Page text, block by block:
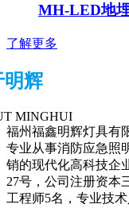
MH-LED地
了解更多
明辉
MINGHUI
福州福鑫明辉灯具有
专业从事消防应急照
销的现代化高科技企
27号，公司注册资本
工程师5名，专业技